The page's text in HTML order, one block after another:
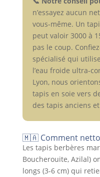
n’essayez aucun
vous-même. Un
peut valoir 3000 à
pas le coup.
spécialisé qui
l’eau froide ultra-
Lyon, nous
tapis en soie vers
des tapis anciens
🇲🇦 Comment
Les tapis berbères
Boucherouite, Azilal)
longs (3-6 cm) qui